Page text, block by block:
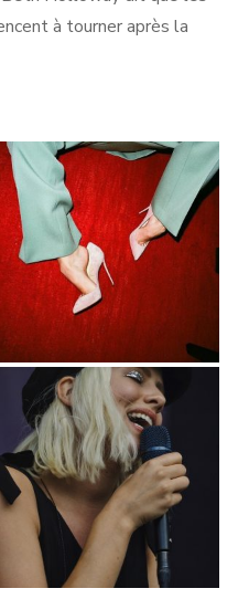
à tourner après la